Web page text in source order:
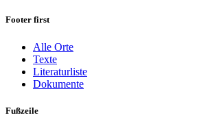
Footer first
Alle Orte
Texte
Literaturliste
Dokumente
Fußzeile